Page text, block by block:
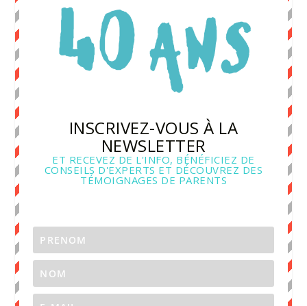
INSCRIVEZ-VOUS À LA
NEWSLETTER
ET RECEVEZ DE L'INFO, BÉNÉFICIEZ DE
CONSEILS D'EXPERTS ET DÉCOUVREZ DES
TÉMOIGNAGES DE PARENTS